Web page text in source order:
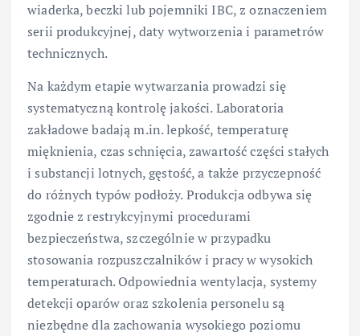
wiaderka, beczki lub pojemniki IBC, z oznaczeniem
serii produkcyjnej, daty wytworzenia i parametrów
technicznych.
Na każdym etapie wytwarzania prowadzi się
systematyczną kontrolę jakości. Laboratoria
zakładowe badają m.in. lepkość, temperaturę
mięknienia, czas schnięcia, zawartość części stałych
i substancji lotnych, gęstość, a także przyczepność
do różnych typów podłoży. Produkcja odbywa się
zgodnie z restrykcyjnymi procedurami
bezpieczeństwa, szczególnie w przypadku
stosowania rozpuszczalników i pracy w wysokich
temperaturach. Odpowiednia wentylacja, systemy
detekcji oparów oraz szkolenia personelu są
niezbędne dla zachowania wysokiego poziomu